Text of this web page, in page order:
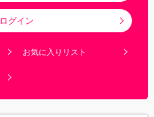
ログイン
お気に入りリスト